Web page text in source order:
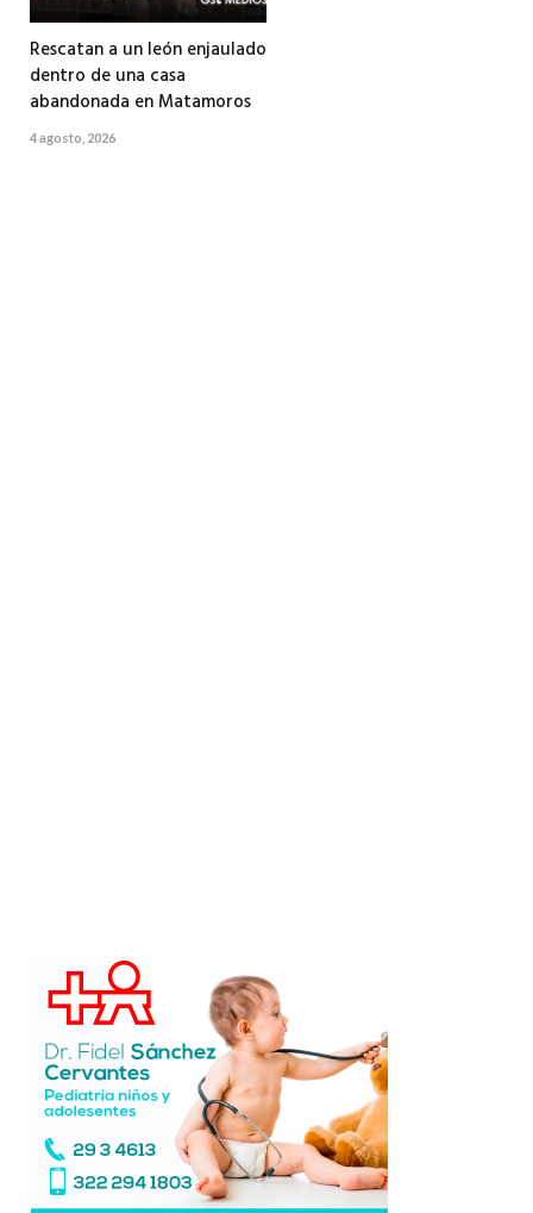
Rescatan a un león enjaulado
dentro de una casa
abandonada en Matamoros
4 agosto, 2026